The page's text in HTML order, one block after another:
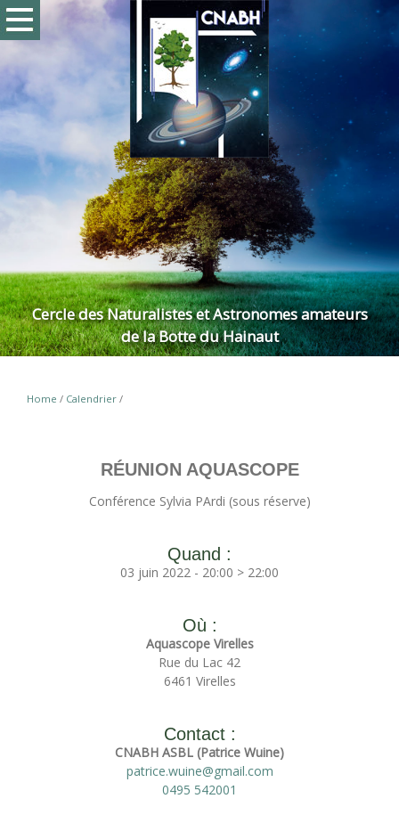
Cercle des Naturalistes et Astronomes amateurs
de la Botte du Hainaut
Home / Calendrier /
RÉUNION AQUASCOPE
Conférence Sylvia PArdi (sous réserve)
Quand :
03 juin 2022 - 20:00 > 22:00
Où :
Aquascope Virelles
Rue du Lac 42
6461 Virelles
Contact :
CNABH ASBL (Patrice Wuine)
patrice.wuine@gmail.com
0495 542001